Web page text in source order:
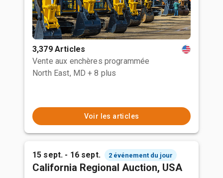
3,379 Articles
Vente aux enchères programmée
North East, MD + 8 plus
Voir les articles
15 sept. - 16 sept. 2 événement du jour
California Regional Auction, USA